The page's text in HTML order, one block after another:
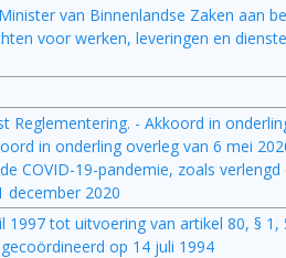
van Binnenlandse Zaken aan
voor werken, leveringen en
- Akkoord in
in onderling overleg van 6 mei
COVID-19-pandemie, zoals
december 2020
tot uitvoering van artikel 80, § 1,
op 14 juli 1994